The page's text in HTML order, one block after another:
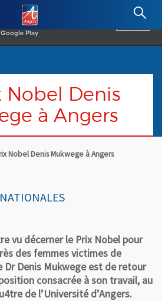
Play
Angers.fr : Retour à l'accueil
Nobel Denis
à Angers
Nobel Denis Mukwege à Angers
vu décerner le Prix Nobel pour
des femmes victimes de
Dr Denis Mukwege est de retour
consacrée à son travail, au
de l’Université d’Angers.